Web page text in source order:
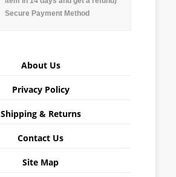
Secure Payment Method
About Us
Privacy Policy
Shipping & Returns
Contact Us
Site Map